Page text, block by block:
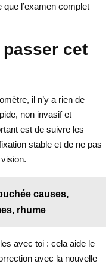
que l’examen complet
cet
il n’y a rien de
non invasif et
est de suivre les
stable et de ne pas
causes,
rhume
avec toi : cela aide le
avec la nouvelle